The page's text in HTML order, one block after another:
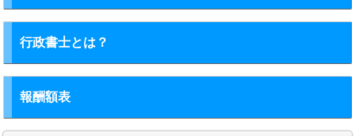
行政書士とは？
報酬額表